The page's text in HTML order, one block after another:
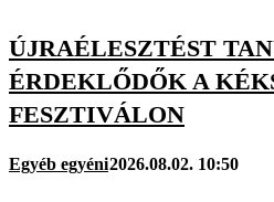
ÚJRAÉLESZTÉST
ÉRDEKLŐDŐK A
FESZTIVÁLON
Egyéb egyéni2026.08.02. 10:50